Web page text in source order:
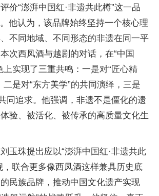
价“澎湃中国红·非遗共此樽”这一品
他认为，该品牌始终坚持一个核心理
不同地域、不同形态的非遗在同一平
次西凤酒与越剧的对话，在“中国
上实现了三重共鸣：一是对“匠心精
二是对“东方美学”的共同演绎，三是
同追求。他强调，非遗不是僵化的遗
验、被活化、被传承的高质量文化生
玉珠提出应以“澎湃中国红·非遗共此
，联合更多像西凤酒这样兼具历史底
民族品牌，推动中国文化遗产实现